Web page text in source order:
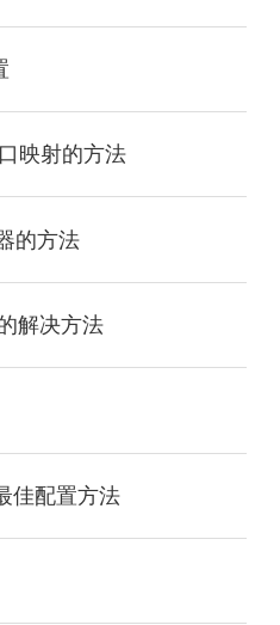
映射的方法
的方法
解决方法
佳配置方法